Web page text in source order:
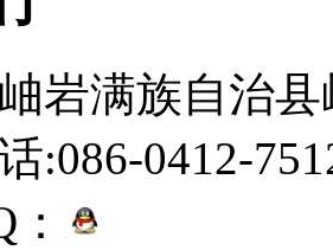
岩满族自治
:086-0412-